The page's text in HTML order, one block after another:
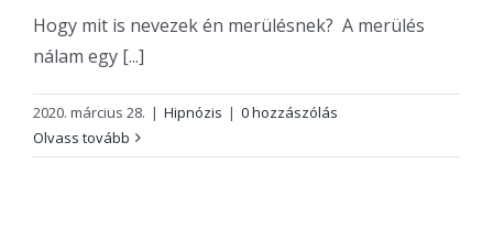
Hogy mit is nevezek én merülésnek? A merülés
nálam egy [...]
2020. március 28. | Hipnózis | 0 hozzászólás
Olvass tovább